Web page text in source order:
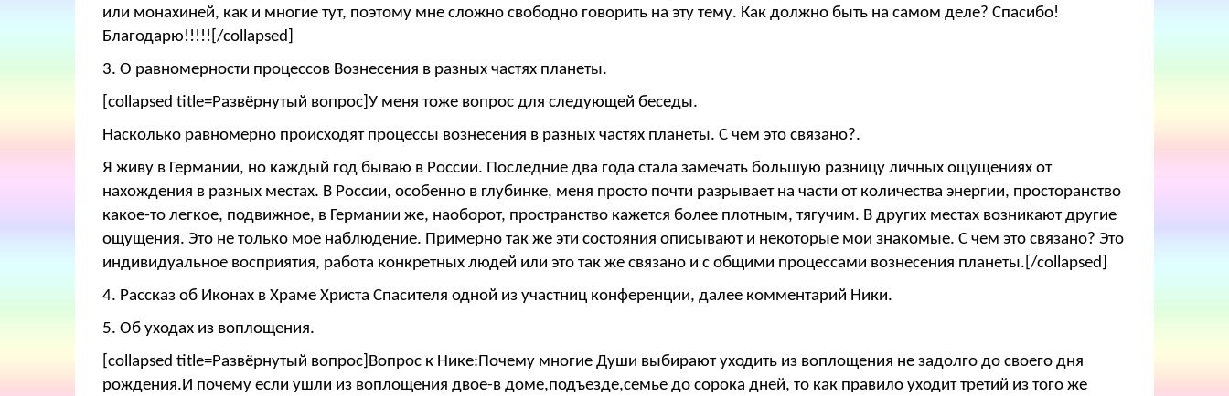
или монахиней, как и многие тут, поэтому мне сложно свободно говорить на эту тему. Как должно быть на самом деле? Спасибо!
Благодарю!!!!![/collapsed]
3. О равномерности процессов Вознесения в разных частях планеты.
[collapsed title=Развёрнутый вопрос]У меня тоже вопрос для следующей беседы.
Насколько равномерно происходят процессы вознесения в разных частях планеты. С чем это связано?.
Я живу в Германии, но каждый год бываю в России. Последние два года стала замечать большую разницу личных ощущениях от
нахождения в разных местах. В России, особенно в глубинке, меня просто почти разрывает на части от количества энергии, просторанство
какое-то легкое, подвижное, в Германии же, наоборот, пространство кажется более плотным, тягучим. В других местах возникают другие
ощущения. Это не только мое наблюдение. Примерно так же эти состояния описывают и некоторые мои знакомые. С чем это связано? Это
индивидуальное восприятия, работа конкретных людей или это так же связано и с общими процессами вознесения планеты.[/collapsed]
4. Рассказ об Иконах в Храме Христа Спасителя одной из участниц конференции, далее комментарий Ники.
5. Об уходах из воплощения.
[collapsed title=Развёрнутый вопрос]Вопрос к Нике:Почему многие Души выбирают уходить из воплощения не задолго до своего дня
рождения.И почему если ушли из воплощения двое-в доме,подъезде,семье до сорока дней, то как правило уходит третий из того же